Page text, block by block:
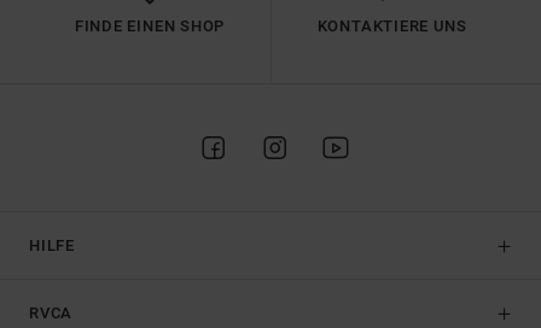
FINDE EINEN SHOP KONTAKTIERE UNS
HILFE
RVCA